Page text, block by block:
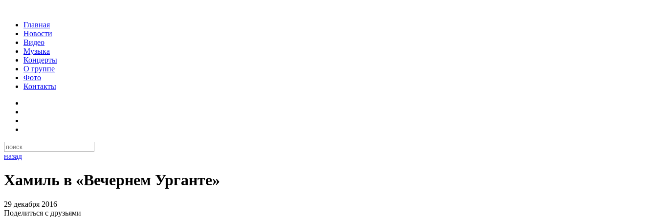
Главная
Новости
Видео
Музыка
Концерты
О группе
Фото
Контакты
назад
Хамиль в «Вечернем Урганте»
29 декабря 2016
Поделиться с друзьями